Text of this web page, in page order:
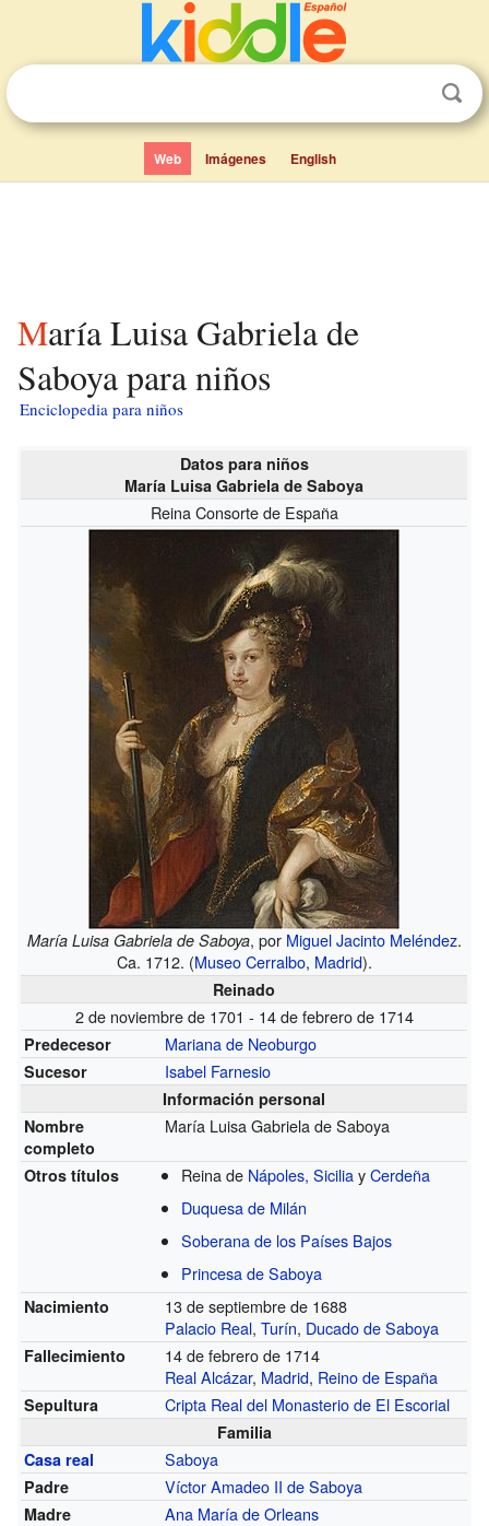
Web Imágenes English
María Luisa Gabriela de
Saboya para niños
Enciclopedia para niños
Datos para niños
María Luisa Gabriela de Saboya
Reina Consorte de España
María Luisa Gabriela de Saboya, por Miguel Jacinto Meléndez.
Ca. 1712. (Museo Cerralbo, Madrid).
Reinado
2 de noviembre de 1701 - 14 de febrero de 1714
Predecesor Mariana de Neoburgo
Sucesor Isabel Farnesio
Información personal
Nombre
completo
María Luisa Gabriela de Saboya
Otros títulos Reina de Nápoles, SiciliayCerdeña
Duquesa de Milán
Soberana de los Países Bajos
Princesa de Saboya
Nacimiento
13 de septiembre de 1688
Palacio Real,Turín, Ducado de Saboya
Fallecimiento
14 de febrero de 1714
Real Alcázar, Madrid, Reino de España
Sepultura Cripta Real del Monasterio de El Escorial
Familia
Casa real
Saboya
Padre Víctor Amadeo II de Saboya
Madre Ana María de Orleans